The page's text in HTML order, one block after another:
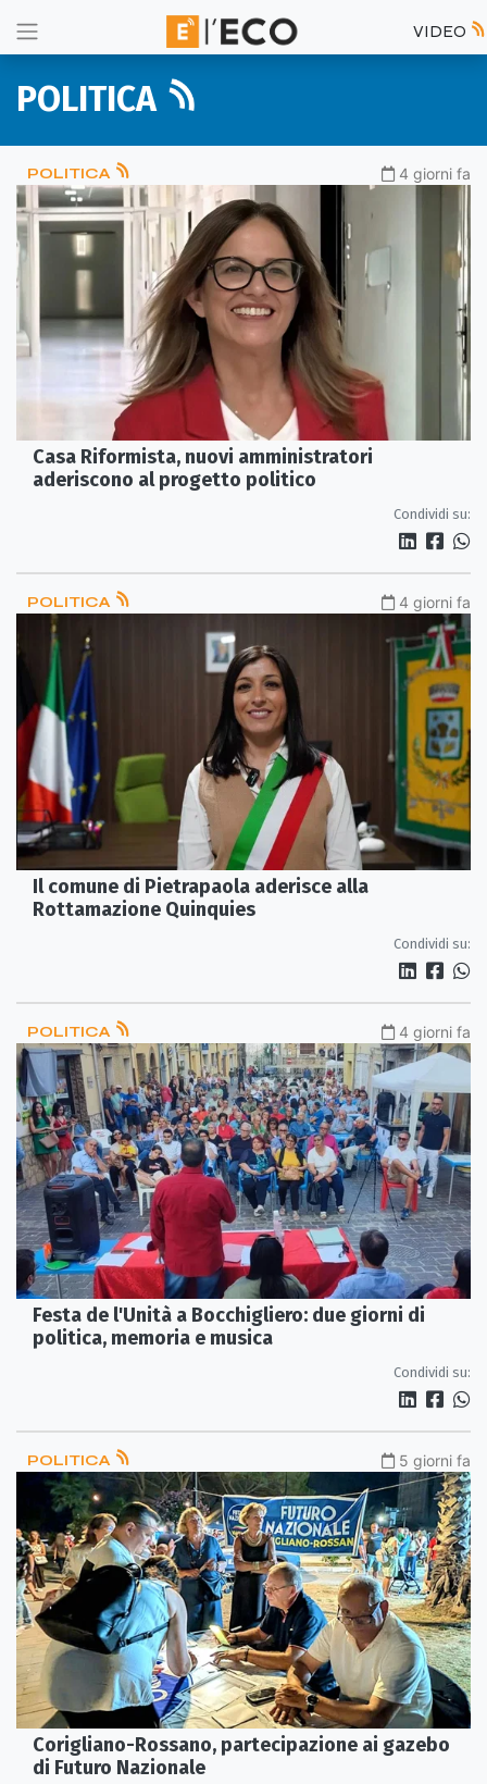
VIDEO
POLITICA
POLITICA 4 giorni fa
Casa Riformista, nuovi amministratori
aderiscono al progetto politico
Condividi su:
POLITICA 4 giorni fa
Il comune di Pietrapaola aderisce alla
Rottamazione Quinquies
Condividi su:
POLITICA 4 giorni fa
Festa de l'Unità a Bocchigliero: due giorni di
politica, memoria e musica
Condividi su:
POLITICA 5 giorni fa
Corigliano-Rossano, partecipazione ai gazebo
di Futuro Nazionale